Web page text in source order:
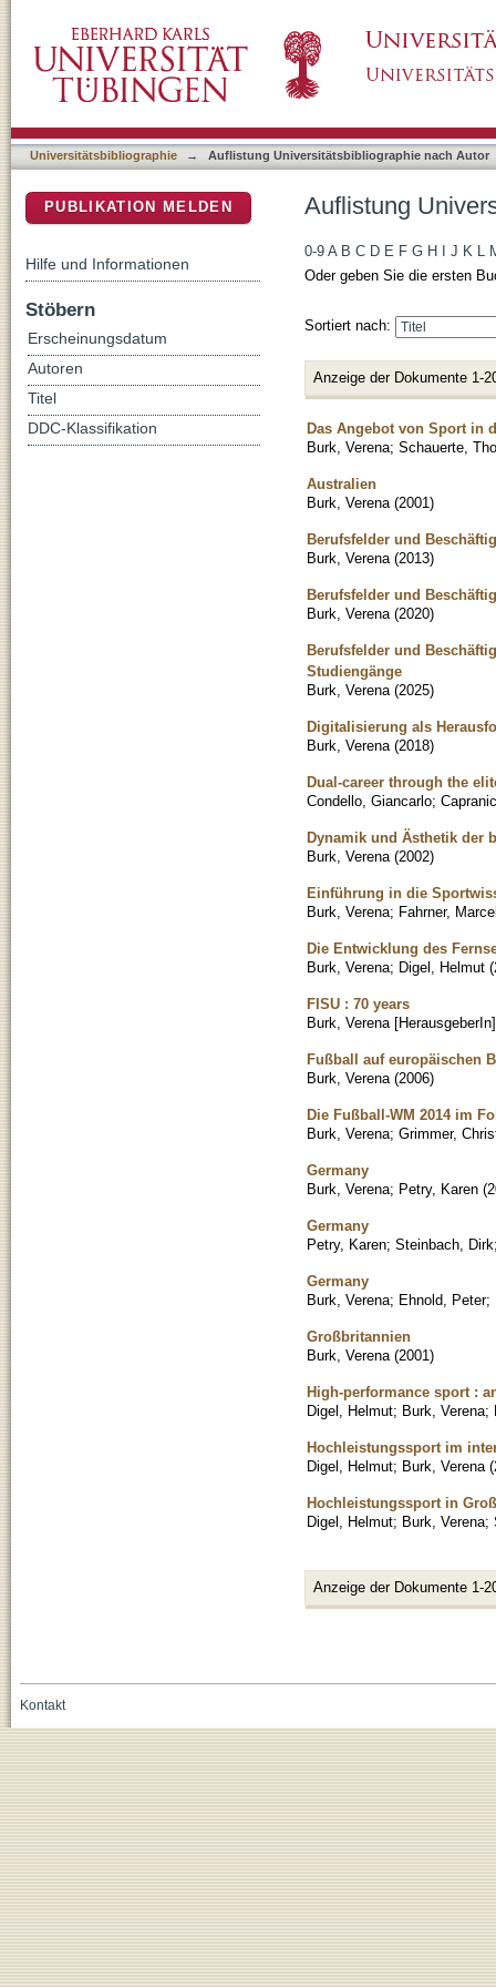
Universitätsbibliographie → Auflistung Universitätsbibliographie nach Autor
Auflistung
0-9 A B C D E F G H J K L
Oder geben Sie die ersten
Sortiert nach:
Anzeige der Dokumente 1-
Das Angebot von Sport in
Burk, Verena; Schauerte,
Australien
Burk, Verena (2001)
Berufsfelder und
Burk, Verena (2013)
Berufsfelder und
Burk, Verena (2020)
Berufsfelder und
Studiengänge
Burk, Verena (2025)
Digitalisierung als
Burk, Verena (2018)
Dual-career through the
Condello, Giancarlo;
Dynamik und Ästhetik der
Burk, Verena (2002)
Einführung in die
Burk, Verena; Fahrner,
Die Entwicklung des
Burk, Verena; Digel, Helmut (
FISU : 70 years
Burk, Verena [HerausgeberIn]
Fußball auf europäischen
Burk, Verena (2006)
Die Fußball-WM 2014 im
Burk, Verena; Grimmer,
Germany
Burk, Verena; Petry, Karen (
Germany
Petry, Karen; Steinbach, Dirk
Germany
Burk, Verena; Ehnold, Peter;
Großbritannien
Burk, Verena (2001)
High-performance sport :
Digel, Helmut; Burk, Verena;
Hochleistungssport im
Digel, Helmut; Burk, Verena (
Hochleistungssport in
Digel, Helmut; Burk, Verena;
Anzeige der Dokumente 1-
PUBLIKATION MELDEN
Hilfe und Informationen
Stöbern
Erscheinungsdatum
Autoren
Titel
DDC-Klassifikation
Kontakt